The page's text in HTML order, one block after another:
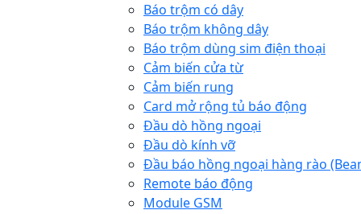
Báo trộm có dây
Báo trộm không dây
Báo trộm dùng sim điện thoại
Cảm biến cửa từ
Cảm biến rung
Card mở rộng tủ báo động
Đầu dò hồng ngoại
Đầu dò kính vỡ
Đầu báo hồng ngoại hàng rào
Remote báo động
Module GSM